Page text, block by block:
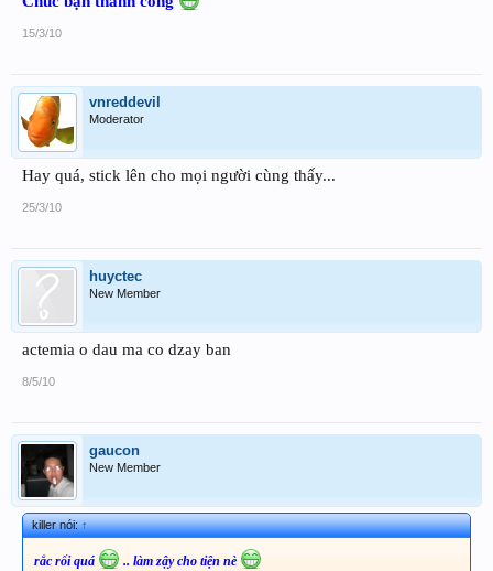
15/3/10
vnreddevil
Moderator
Hay quá, stick lên cho mọi người cùng thấy...
25/3/10
huyctec
New Member
actemia o dau ma co dzay ban
8/5/10
gaucon
New Member
killer nói:↑
rắc rối quá .. làm zậy cho tiện nè